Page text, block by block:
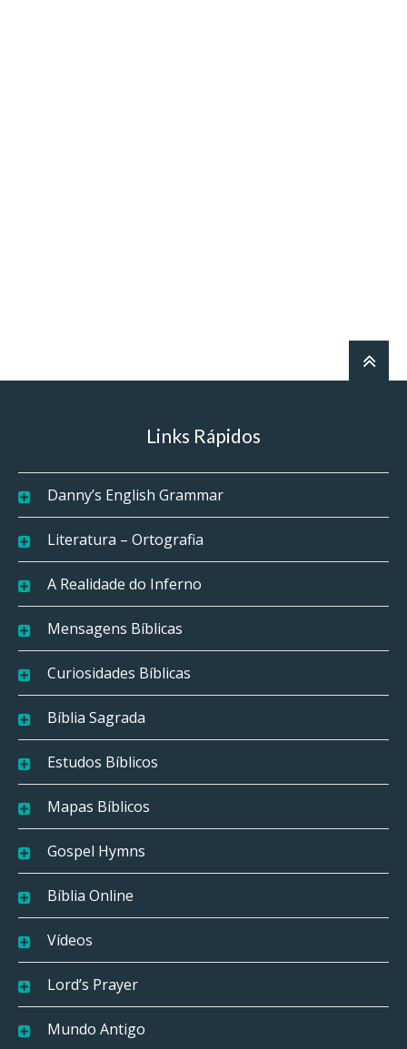
Links Rápidos
Danny’s English Grammar
Literatura – Ortografia
A Realidade do Inferno
Mensagens Bíblicas
Curiosidades Bíblicas
Bíblia Sagrada
Estudos Bíblicos
Mapas Bíblicos
Gospel Hymns
Bíblia Online
Vídeos
Lord’s Prayer
Mundo Antigo